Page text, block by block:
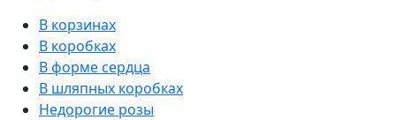
В корзинах
В коробках
В форме сердца
В шляпных коробках
Недорогие розы